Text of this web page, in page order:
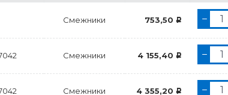
Смежники 753,50 Р
Смежники 4 155,40 Р
Смежники 4 355,20 Р